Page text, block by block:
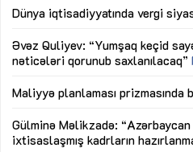
Dünya iqtisadiyyatında vergi
Əvəz Quliyev: “Yumşaq keçid
nəticələri qorunub saxlanılacaq”
Maliyyə planlaması prizmasında
Gülminə Məlikzadə:
ixtisaslaşmış kadrların